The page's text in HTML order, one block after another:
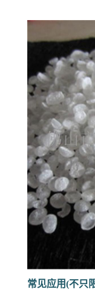
常见应用(不只